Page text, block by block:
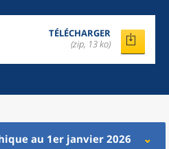
TÉLÉCHARGER
(zip, 13 ko)
au 1er janvier 2026